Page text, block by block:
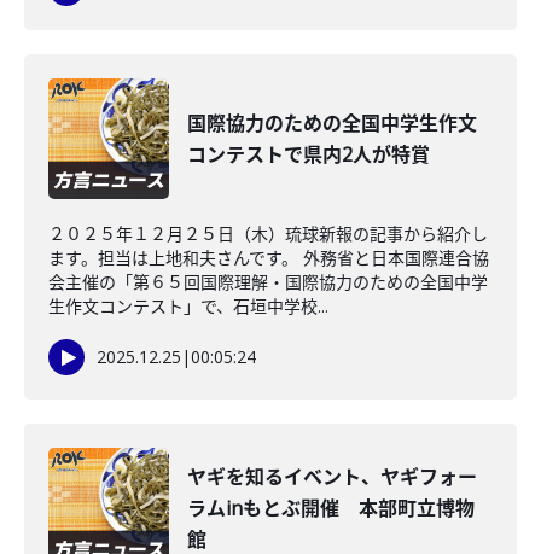
国際協力のための全国中学生作文
コンテストで県内2人が特賞
２０２５年１２月２５日（木）琉球新報の記事から紹介し
ます。担当は上地和夫さんです。 外務省と日本国際連合協
会主催の「第６５回国際理解・国際協力のための全国中学
生作文コンテスト」で、石垣中学校...
2025.12.25 |00:05:24
ヤギを知るイベント、ヤギフォー
ラムinもとぶ開催 本部町立博物
館